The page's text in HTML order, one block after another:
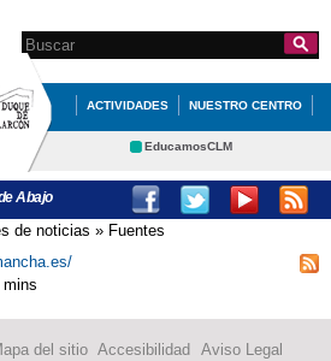
contenido
principal
Formulario de
búsqueda
Search this site
ACTIVIDADES NUESTRO CENTRO
SECRETARÍA SERVICIOS
EDUCACIÓN INFÓRMATE
EducamosCLM
Portal Educación
CRFP
Abajo
aquí
de noticias » Fuentes
mins
del sitio Accesibilidad Aviso Legal